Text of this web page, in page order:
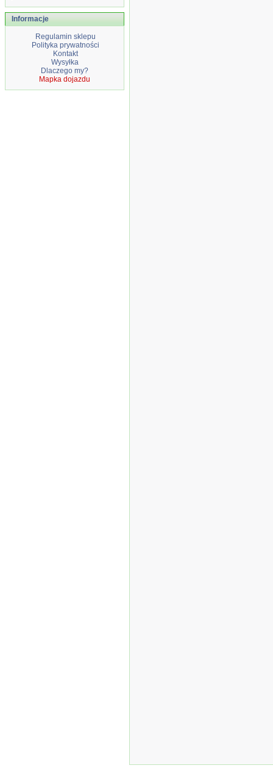
Informacje
Regulamin sklepu
Polityka prywatności
Kontakt
Wysyłka
Dlaczego my?
Mapka dojazdu